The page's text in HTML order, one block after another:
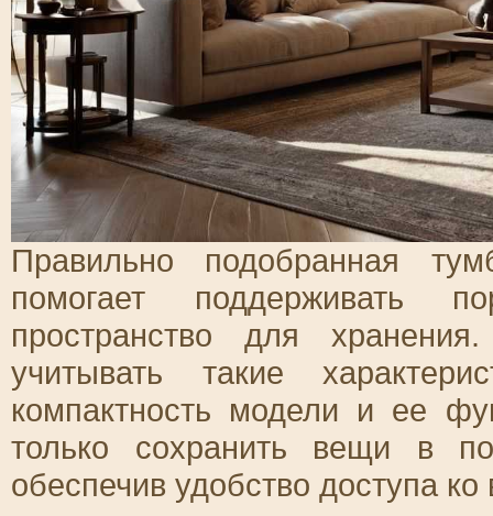
Правильно подобранная
помогает поддерживать
пространство для
учитывать такие
компактность модели и ее
только сохранить вещи в
обеспечив удобство доступа